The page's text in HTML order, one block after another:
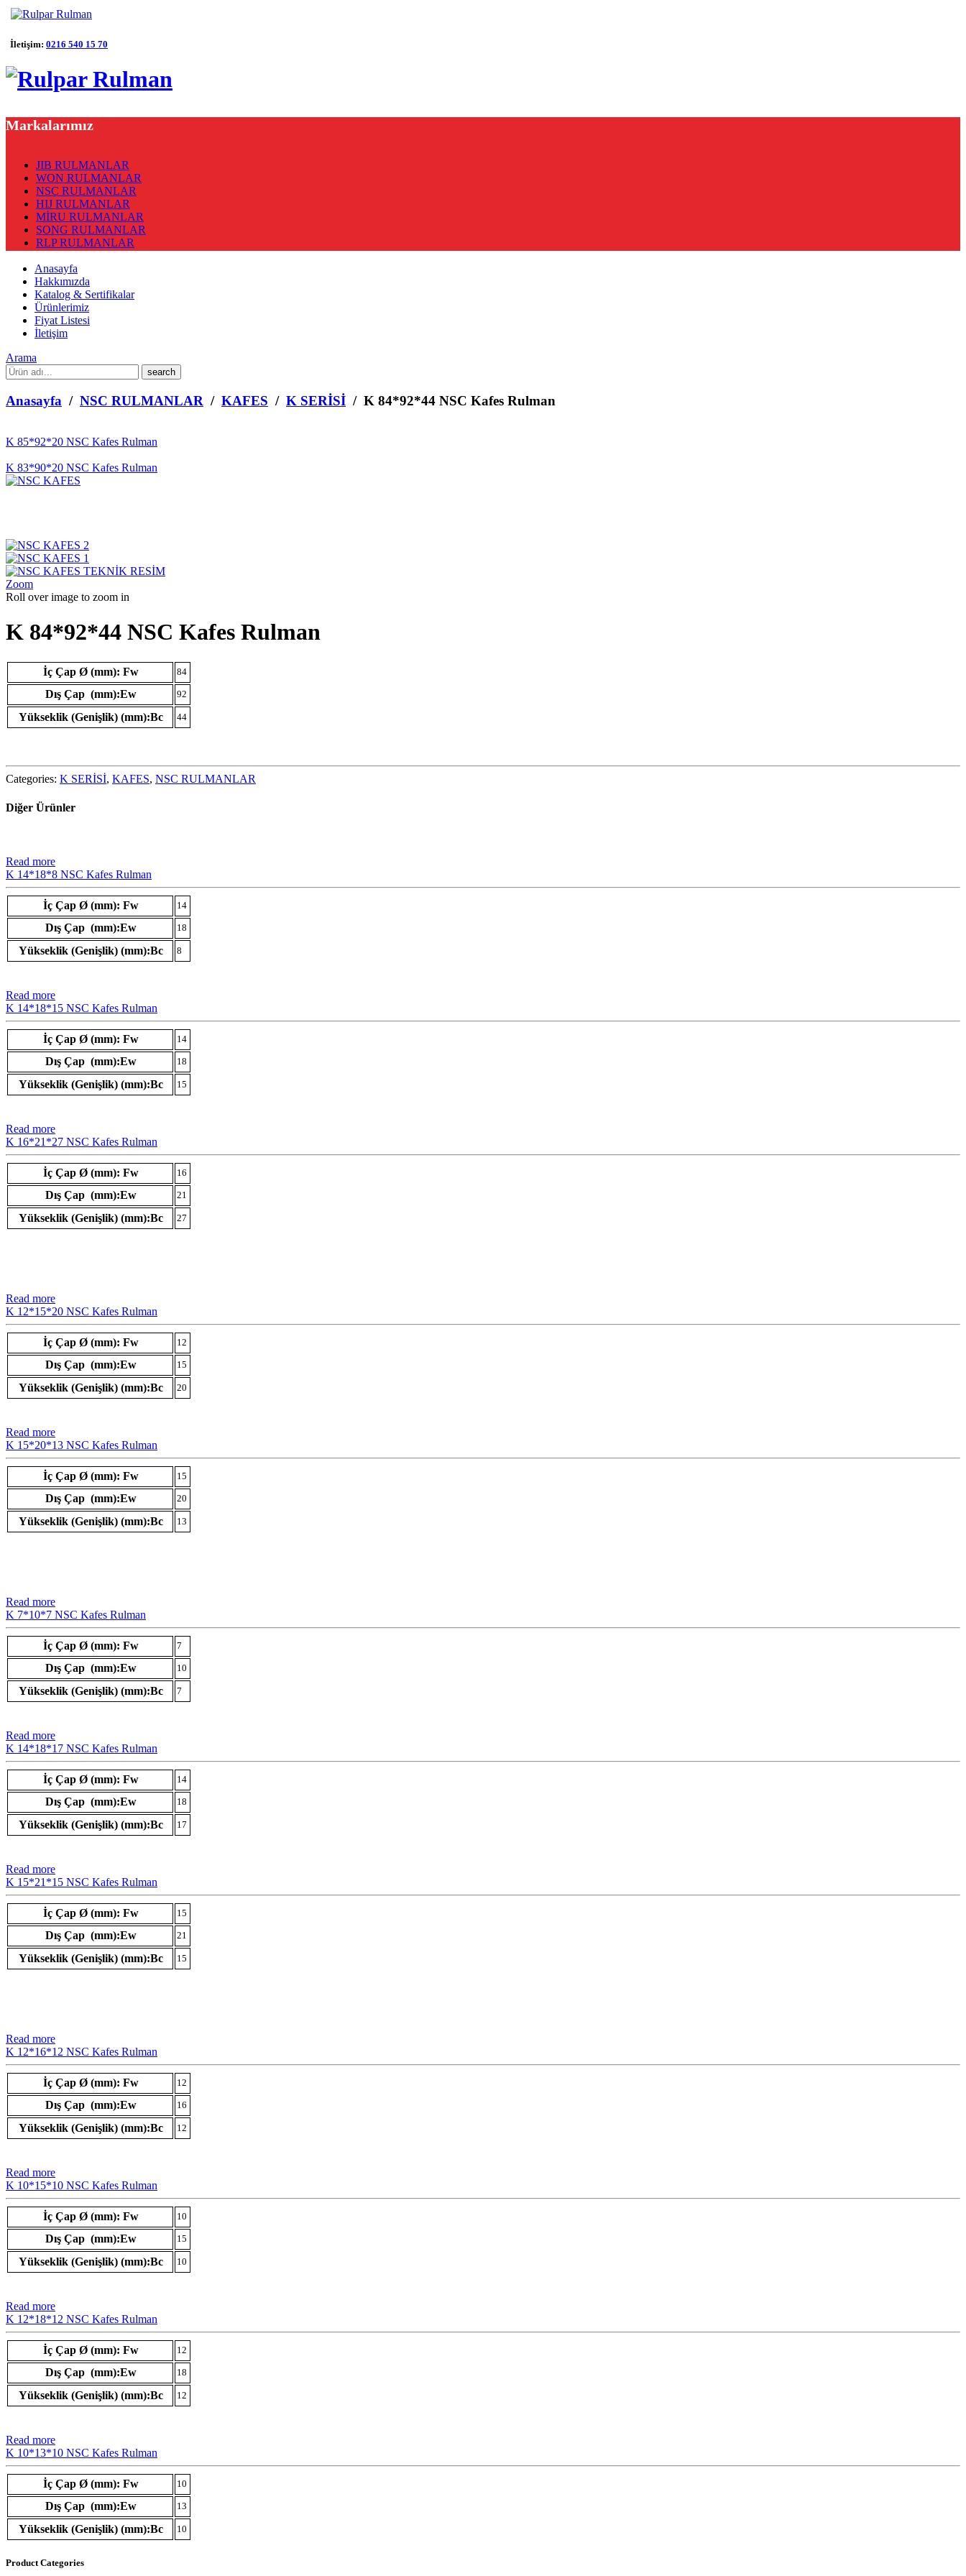
İletişim: 0216 540 15 70
Markalarımız
JIB RULMANLAR
WON RULMANLAR
NSC RULMANLAR
HIJ RULMANLAR
MİRU RULMANLAR
SONG RULMANLAR
RLP RULMANLAR
Anasayfa
Hakkımızda
Katalog & Sertifikalar
Ürünlerimiz
Fiyat Listesi
İletişim
Arama
What
are
you
looking
Anasayfa / NSC RULMANLAR / KAFES / K SERİSİ / K 84*92*44 NSC Kafes Rulman
K 85*92*20 NSC Kafes Rulman
K 83*90*20 NSC Kafes Rulman
Zoom
Roll over image to zoom in
K 84*92*44 NSC Kafes Rulman
İç Çap Ø (mm): Fw 84
Dış Çap (mm):Ew 92
Yükseklik (Genişlik) (mm):Bc 44
Categories: K SERİSİ, KAFES, NSC RULMANLAR
Diğer Ürünler
Read more
K 14*18*8 NSC Kafes Rulman
İç Çap Ø (mm): Fw 14
Dış Çap (mm):Ew 18
Yükseklik (Genişlik) (mm):Bc 8
Read more
K 14*18*15 NSC Kafes Rulman
İç Çap Ø (mm): Fw 14
Dış Çap (mm):Ew 18
Yükseklik (Genişlik) (mm):Bc 15
Read more
K 16*21*27 NSC Kafes Rulman
İç Çap Ø (mm): Fw 16
Dış Çap (mm):Ew 21
Yükseklik (Genişlik) (mm):Bc 27
Read more
K 12*15*20 NSC Kafes Rulman
İç Çap Ø (mm): Fw 12
Dış Çap (mm):Ew 15
Yükseklik (Genişlik) (mm):Bc 20
Read more
K 15*20*13 NSC Kafes Rulman
İç Çap Ø (mm): Fw 15
Dış Çap (mm):Ew 20
Yükseklik (Genişlik) (mm):Bc 13
Read more
K 7*10*7 NSC Kafes Rulman
İç Çap Ø (mm): Fw 7
Dış Çap (mm):Ew 10
Yükseklik (Genişlik) (mm):Bc 7
Read more
K 14*18*17 NSC Kafes Rulman
İç Çap Ø (mm): Fw 14
Dış Çap (mm):Ew 18
Yükseklik (Genişlik) (mm):Bc 17
Read more
K 15*21*15 NSC Kafes Rulman
İç Çap Ø (mm): Fw 15
Dış Çap (mm):Ew 21
Yükseklik (Genişlik) (mm):Bc 15
Read more
K 12*16*12 NSC Kafes Rulman
İç Çap Ø (mm): Fw 12
Dış Çap (mm):Ew 16
Yükseklik (Genişlik) (mm):Bc 12
Read more
K 10*15*10 NSC Kafes Rulman
İç Çap Ø (mm): Fw 10
Dış Çap (mm):Ew 15
Yükseklik (Genişlik) (mm):Bc 10
Read more
K 12*18*12 NSC Kafes Rulman
İç Çap Ø (mm): Fw 12
Dış Çap (mm):Ew 18
Yükseklik (Genişlik) (mm):Bc 12
Read more
K 10*13*10 NSC Kafes Rulman
İç Çap Ø (mm): Fw 10
Dış Çap (mm):Ew 13
Yükseklik (Genişlik) (mm):Bc 10
Product Categories